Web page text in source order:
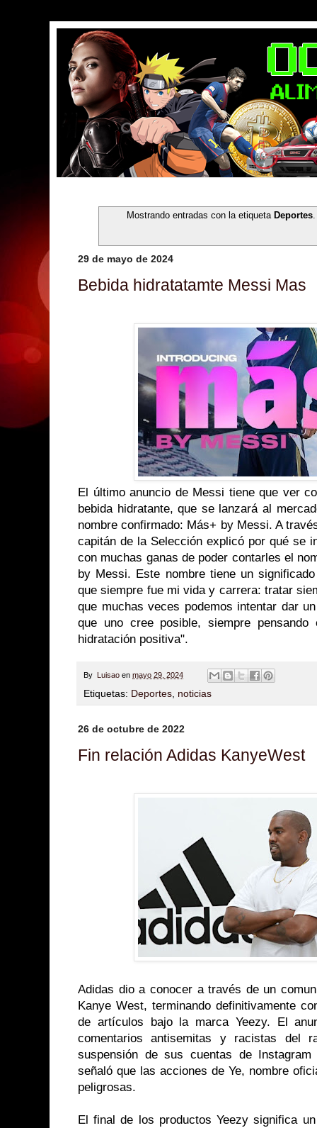
Mostrando entradas con la etiqueta Deportes
29 de mayo de 2024
Bebida hidratatamte Messi Mas
El último anuncio de Messi tiene que ver
bebida hidratante, que se lanzará al
nombre confirmado: Más+ by Messi. A
capitán de la Selección explicó por qué se
con muchas ganas de poder contarles el
by Messi. Este nombre tiene un
que siempre fue mi vida y carrera: tratar
que muchas veces podemos intentar dar
que uno cree posible, siempre
hidratación positiva".
By Luisao en mayo 29, 2024
Etiquetas: Deportes noticias
26 de octubre de 2022
Fin relación Adidas KanyeWest
Adidas dio a conocer a través de un
Kanye West, terminando definitivamente
de artículos bajo la marca Yeezy. El
comentarios antisemitas y racistas del
suspensión de sus cuentas de
señaló que las acciones de Ye, nombre
peligrosas.
El final de los productos Yeezy significa